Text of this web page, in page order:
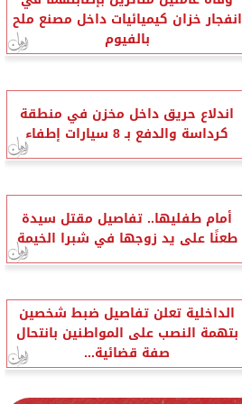
انفجار خزان كيميائيات داخل مصنع ملح
بالفيوم
اندلاع حريق داخل مخزن في منطقة
كرداسة والدفع بـ 8 سيارات إطفاء
أمام طفليها.. تفاصيل مقتل سيدة
طعنًا على يد زوجها في شبرا الخيمة
الداخلية تعلن تفاصيل ضبط شخصين
بتهمة النصب على المواطنين بانتحال
صفة قضائية...